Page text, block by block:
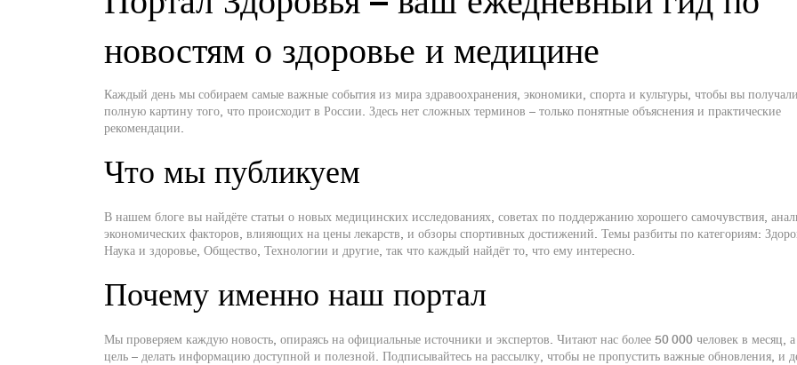
новостям о здоровье и медицине
Каждый день мы собираем самые важные события из мира здравоохранения, экономики, спорта и культуры, чтобы вы
полную картину того, что происходит в России. Здесь нет сложных терминов – только понятные объяснения и практические
рекомендации.
Что мы публикуем
В нашем блоге вы найдёте статьи о новых медицинских исследованиях, советах по поддержанию хорошего самочувствия,
экономических факторов, влияющих на цены лекарств, и обзоры спортивных достижений. Темы разбиты по категориям:
Наука и здоровье, Общество, Технологии и другие, так что каждый найдёт то, что ему интересно.
Почему именно наш портал
Мы проверяем каждую новость, опираясь на официальные источники и экспертов. Читают нас более 50 000 человек в месяц,
цель – делать информацию доступной и полезной. Подписывайтесь на рассылку, чтобы не пропустить важные обновления, и